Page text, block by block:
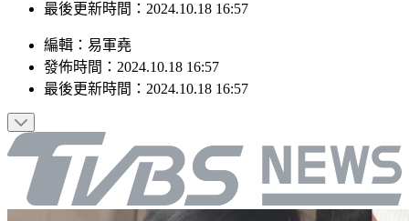
發佈時間：2024.10.18 16:57
編輯：易軍堯
發佈時間：2024.10.18 16:57